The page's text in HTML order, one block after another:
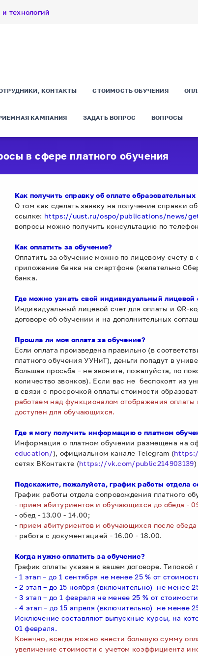
технологий
КОНТАКТЫ СТОИМОСТЬ ОБУЧЕНИЯ
КАМПАНИЯ ЗАДАТЬ ВОПРОС ВОПРОСЫ
в сфере платного обучения
Как получить справку об оплате
О том как сделать заявку на получение справки
ссылке: https://uust.ru/ospo/publications/news/
вопросы можно получить консультацию по
Как оплатить за обучение?
Оплатить за обучение можно по лицевому счету
приложение банка на смартфоне (желательно
банка.
Где можно узнать свой индивидуальный лицевой
Индивидуальный лицевой счет для оплаты и QR-
договоре об обучении и на дополнительных
Прошла ли моя оплата за обучение?
Если оплата произведена правильно (в
платного обучения УУНиТ), деньги попадут в
Большая просьба – не звоните, пожалуйста, по
количество звонков). Если вас не беспокоят из
в связи с просрочкой оплаты стоимости
работаем над функционалом отображения
доступен для обучающихся.
Где я могу получить информацию о платном
Информация о платном обучении размещена на
education/), официальном канале Telegram (
сетях ВКонтакте (https://vk.com/public214903139)
Подскажите, пожалуйста, график работы отдела
График работы отдела сопровождения платного
- прием абитуриентов и обучающихся до обеда -
- обед - 13.00 - 14.00;
- прием абитуриентов и обучающихся после
- работа с документацией - 16.00 - 18.00.
Когда нужно оплатить за обучение?
График оплаты указан в вашем договоре.
- 1 этап – до 1 сентября не менее 25 % от
- 2 этап – до 15 ноября (включительно) не менее
- 3 этап – до 1 февраля не менее 25 % от
- 4 этап – до 15 апреля (включительно) не менее
Исключение составляют выпускные курсы, на
01 февраля.
Конечно, всегда можно внести большую сумму
увеличение стоимости с учетом коэффициента